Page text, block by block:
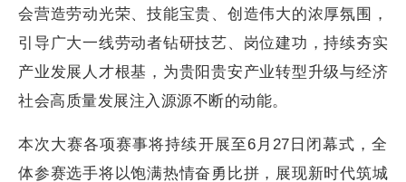
会营造劳动光荣、技能宝贵、创造伟大的浓厚氛围，
引导广大一线劳动者钻研技艺、岗位建功，持续夯实
产业发展人才根基，为贵阳贵安产业转型升级与经济
社会高质量发展注入源源不断的动能。
本次大赛各项赛事将持续开展至6月27日闭幕式，全
体参赛选手将以饱满热情奋勇比拼，展现新时代筑城